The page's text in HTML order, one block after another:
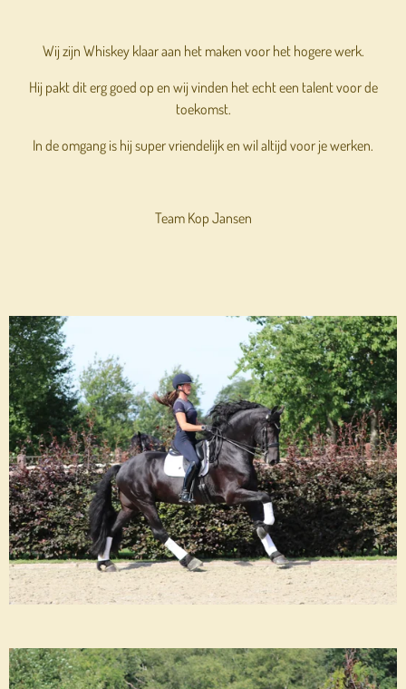
Wij zijn Whiskey klaar aan het maken voor het hogere werk.
Hij pakt dit erg goed op en wij vinden het echt een talent voor de
toekomst.
In de omgang is hij super vriendelijk en wil altijd voor je werken.
Team Kop Jansen